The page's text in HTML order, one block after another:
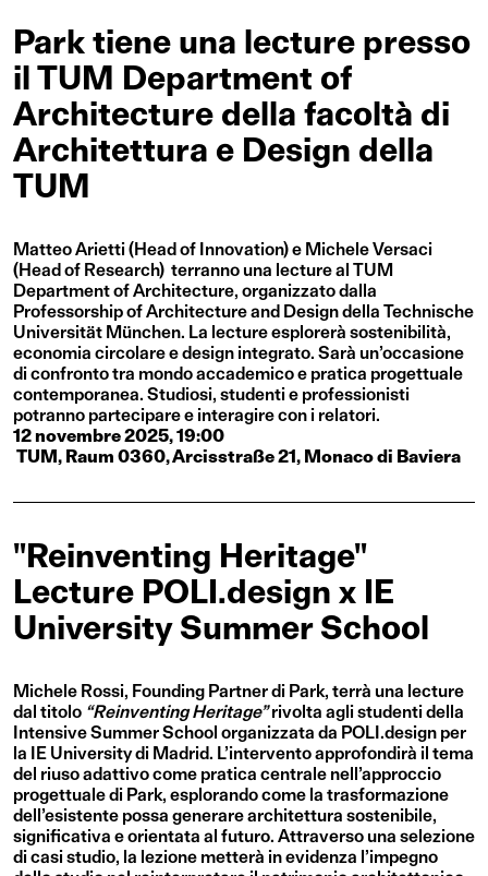
Park tiene una lecture presso
il TUM Department of
Architecture della facoltà di
Architettura e Design della
TUM
Matteo Arietti (Head of Innovation) e Michele Versaci
(Head of Research) terranno una lecture al TUM
Department of Architecture, organizzato dalla
Professorship of Architecture and Design della Technische
Universität München. La lecture esplorerà sostenibilità,
economia circolare e design integrato. Sarà un’occasione
di confronto tra mondo accademico e pratica progettuale
contemporanea. Studiosi, studenti e professionisti
potranno partecipare e interagire con i relatori.
12 novembre 2025, 19:00
TUM, Raum 0360, Arcisstraße 21, Monaco di Baviera
"Reinventing Heritage"
Lecture POLI.design x IE
University Summer School
Michele Rossi, Founding Partner di Park, terrà una lecture
dal titolo “Reinventing Heritage”rivolta agli studenti della
Intensive Summer School organizzata da POLI.design per
la IE University di Madrid. L’intervento approfondirà il tema
del riuso adattivo come pratica centrale nell’approccio
progettuale di Park, esplorando come la trasformazione
dell’esistente possa generare architettura sostenibile,
significativa e orientata al futuro. Attraverso una selezione
di casi studio, la lezione metterà in evidenza l’impegno